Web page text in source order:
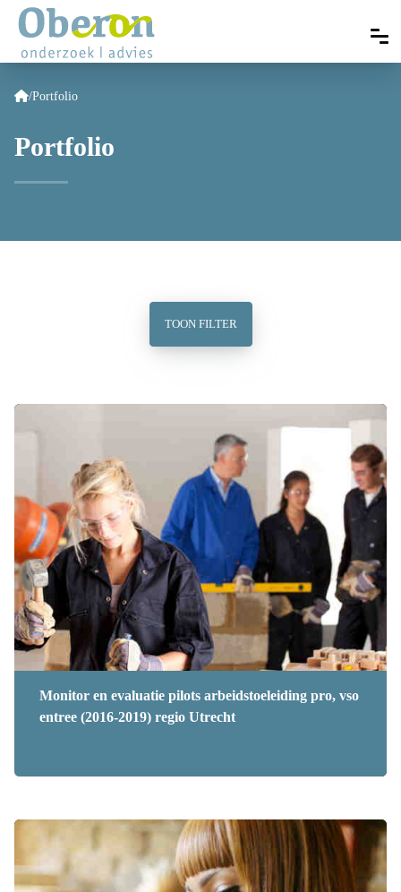
/Portfolio
Portfolio
TOON FILTER
Monitor en evaluatie pilots arbeidstoeleiding pro, vso
entree (2016-2019) regio Utrecht